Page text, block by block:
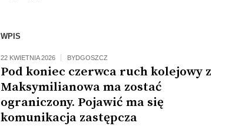
WPIS
22 KWIETNIA 2026 BYDGOSZCZ
Pod koniec czerwca ruch kolejowy z
Maksymilianowa ma zostać
ograniczony. Pojawić ma się
komunikacja zastępcza